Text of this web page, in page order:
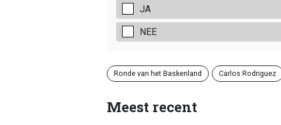
JA
NEE
Ronde van het Baskenland Carlos Rodriguez
Meest recent